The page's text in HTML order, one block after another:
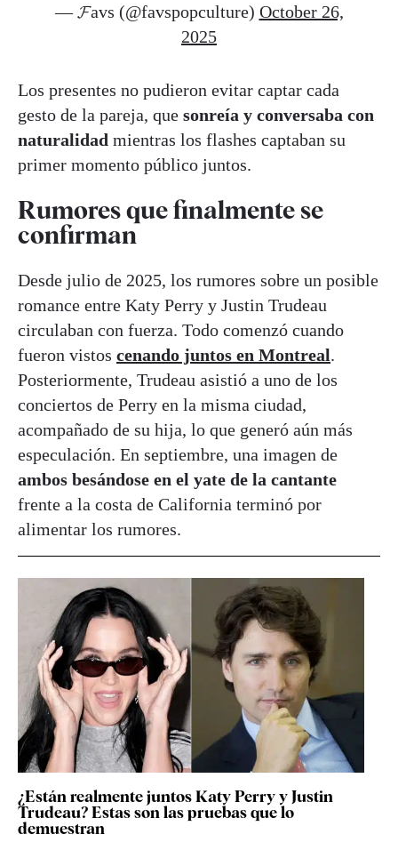
— 𝓕avs (@favspopculture) October 26,
2025
Los presentes no pudieron evitar captar cada
gesto de la pareja, que sonreía y conversaba con
naturalidad mientras los flashes captaban su
primer momento público juntos.
Rumores que finalmente se
confirman
Desde julio de 2025, los rumores sobre un posible
romance entre Katy Perry y Justin Trudeau
circulaban con fuerza. Todo comenzó cuando
fueron vistos cenando juntos en Montreal.
Posteriormente, Trudeau asistió a uno de los
conciertos de Perry en la misma ciudad,
acompañado de su hija, lo que generó aún más
especulación. En septiembre, una imagen de
ambos besándose en el yate de la cantante
frente a la costa de California terminó por
alimentar los rumores.
¿Están realmente juntos Katy Perry y Justin
Trudeau? Estas son las pruebas que lo
demuestran